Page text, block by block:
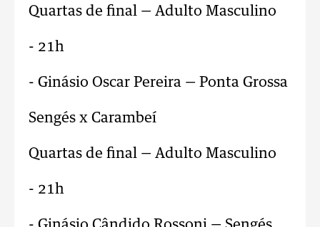
Quartas de final — Adulto Masculino
- 21h
- Ginásio Oscar Pereira — Ponta Grossa
Sengés x Carambeí
Quartas de final — Adulto Masculino
- 21h